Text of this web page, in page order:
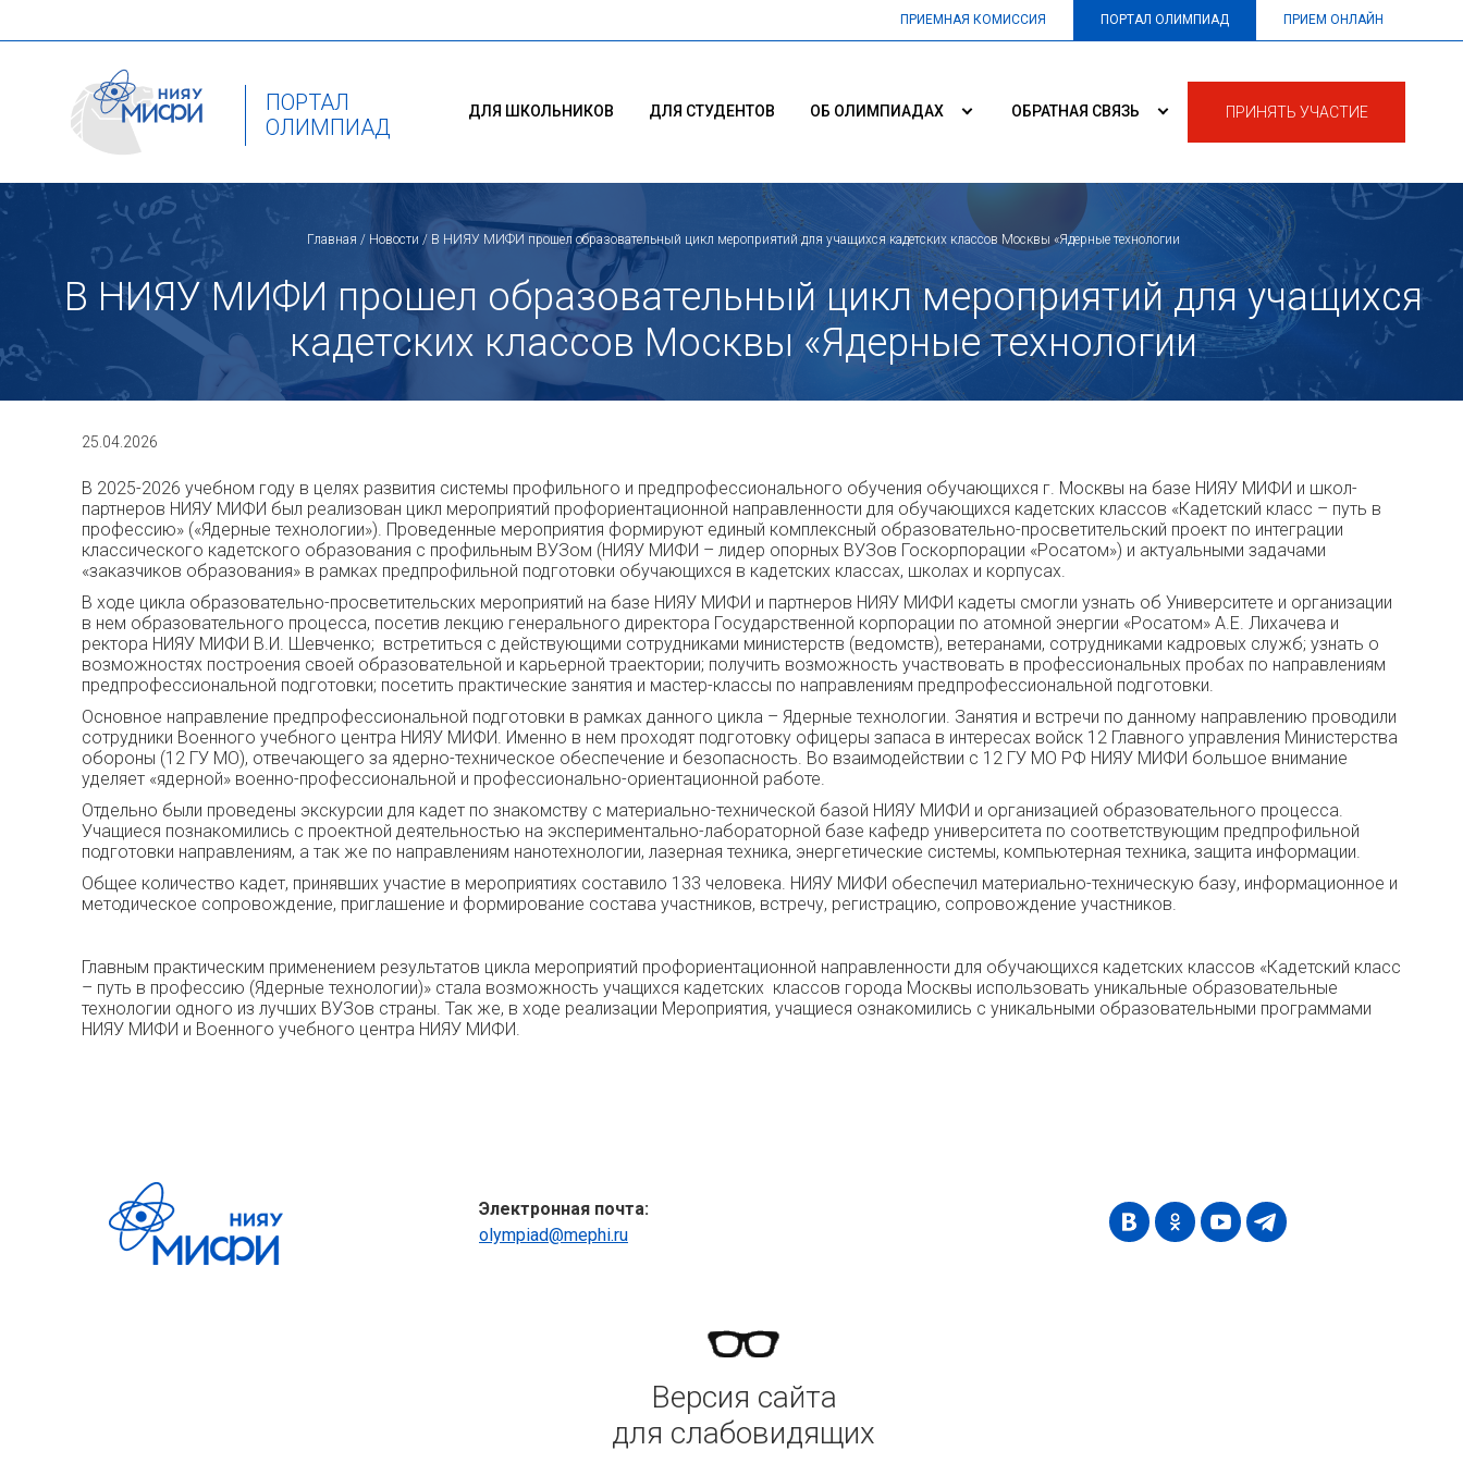
ПРИЕМНАЯ КОМИССИЯ ПОРТАЛ ОЛИМПИАД ПРИЕМ ОНЛАЙН
ПОРТАЛ
ОЛИМПИАД
ПРИНЯТЬ УЧАСТИЕ
ДЛЯ ШКОЛЬНИКОВ ДЛЯ СТУДЕНТОВ ОБ ОЛИМПИАДАХ ОБРАТНАЯ СВЯЗЬ ПРИЗЁРЫ ЮНИОР 2025
Главная / Новости / В НИЯУ МИФИ прошел образовательный цикл мероприятий для учащихся кадетских классов Москвы «Ядерные технологии
В НИЯУ МИФИ прошел образовательный цикл мероприятий для учащихся
кадетских классов Москвы «Ядерные технологии
25.04.2026
В 2025-2026 учебном году в целях развития системы профильного и предпрофессионального обучения обучающихся г. Москвы на базе НИЯУ МИФИ и школ-
партнеров НИЯУ МИФИ был реализован цикл мероприятий профориентационной направленности для обучающихся кадетских классов «Кадетский класс – путь в
профессию» («Ядерные технологии»). Проведенные мероприятия формируют единый комплексный образовательно-просветительский проект по интеграции
классического кадетского образования с профильным ВУЗом (НИЯУ МИФИ – лидер опорных ВУЗов Госкорпорации «Росатом») и актуальными задачами
«заказчиков образования» в рамках предпрофильной подготовки обучающихся в кадетских классах, школах и корпусах.
В ходе цикла образовательно-просветительских мероприятий на базе НИЯУ МИФИ и партнеров НИЯУ МИФИ кадеты смогли узнать об Университете и организации
в нем образовательного процесса, посетив лекцию генерального директора Государственной корпорации по атомной энергии «Росатом» А.Е. Лихачева и
ректора НИЯУ МИФИ В.И. Шевченко; встретиться с действующими сотрудниками министерств (ведомств), ветеранами, сотрудниками кадровых служб; узнать о
возможностях построения своей образовательной и карьерной траектории; получить возможность участвовать в профессиональных пробах по направлениям
предпрофессиональной подготовки; посетить практические занятия и мастер-классы по направлениям предпрофессиональной подготовки.
Основное направление предпрофессиональной подготовки в рамках данного цикла – Ядерные технологии. Занятия и встречи по данному направлению проводили
сотрудники Военного учебного центра НИЯУ МИФИ. Именно в нем проходят подготовку офицеры запаса в интересах войск 12 Главного управления Министерства
обороны (12 ГУ МО), отвечающего за ядерно-техническое обеспечение и безопасность. Во взаимодействии с 12 ГУ МО РФ НИЯУ МИФИ большое внимание
уделяет «ядерной» военно-профессиональной и профессионально-ориентационной работе.
Отдельно были проведены экскурсии для кадет по знакомству с материально-технической базой НИЯУ МИФИ и организацией образовательного процесса.
Учащиеся познакомились с проектной деятельностью на экспериментально-лабораторной базе кафедр университета по соответствующим предпрофильной
подготовки направлениям, а так же по направлениям нанотехнологии, лазерная техника, энергетические системы, компьютерная техника, защита информации.
Общее количество кадет, принявших участие в мероприятиях составило 133 человека. НИЯУ МИФИ обеспечил материально-техническую базу, информационное и
методическое сопровождение, приглашение и формирование состава участников, встречу, регистрацию, сопровождение участников.
Главным практическим применением результатов цикла мероприятий профориентационной направленности для обучающихся кадетских классов «Кадетский класс
– путь в профессию (Ядерные технологии)» стала возможность учащихся кадетских классов города Москвы использовать уникальные образовательные
технологии одного из лучших ВУЗов страны. Так же, в ходе реализации Мероприятия, учащиеся ознакомились с уникальными образовательными программами
НИЯУ МИФИ и Военного учебного центра НИЯУ МИФИ.
Электронная почта:
olympiad@mephi.ru
Версия сайта
для слабовидящих